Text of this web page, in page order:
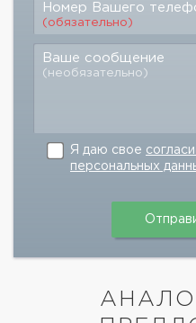
Номер Вашего
(обязательно)
Ваше сообщение
(необязательно)
Я даю свое
персональных